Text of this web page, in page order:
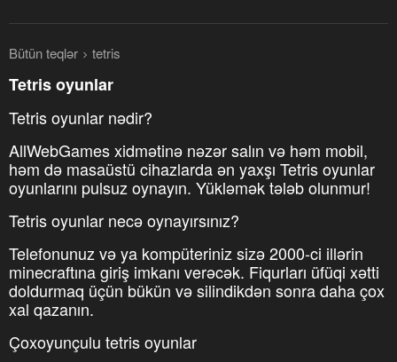
Bütün teqlər tetris
Tetris oyunlar
Tetris oyunlar nədir?
AllWebGames xidmətinə nəzər salın və həm mobil,
həm də masaüstü cihazlarda ən yaxşı Tetris oyunlar
oyunlarını pulsuz oynayın. Yükləmək tələb olunmur!
Tetris oyunlar necə oynayırsınız?
Telefonunuz və ya kompüteriniz sizə 2000-ci illərin
minecraftına giriş imkanı verəcək. Fiqurları üfüqi xətti
doldurmaq üçün bükün və silindikdən sonra daha çox
xal qazanın.
Çoxoyunçulu tetris oyunlar